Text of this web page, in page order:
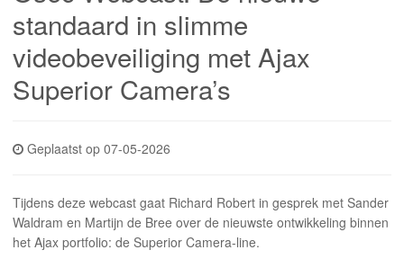
standaard in slimme
videobeveiliging met Ajax
Superior Camera’s
Geplaatst op 07-05-2026
Tijdens deze webcast gaat Richard Robert in gesprek met Sander
Waldram en Martijn de Bree over de nieuwste ontwikkeling binnen
het Ajax portfolio: de Superior Camera-line.